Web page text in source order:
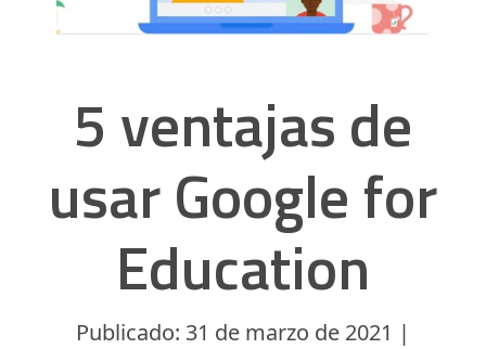
5 ventajas de
usar Google for
Education
Publicado: 31 de marzo de 2021 |